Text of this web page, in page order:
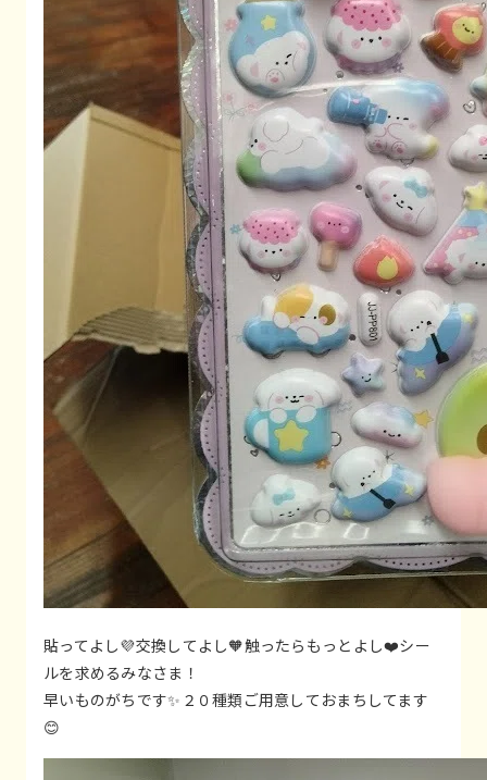
貼ってよし💜交換してよし🧡触ったらもっとよし❤️シー
ルを求めるみなさま！
早いものがちです✨️２０種類ご用意しておまちしてます
😊